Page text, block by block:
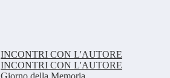
INCONTRI CON L'AUTORE
INCONTRI CON L'AUTORE